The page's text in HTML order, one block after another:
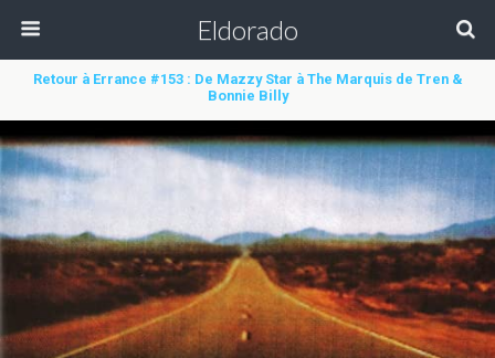
Eldorado
Retour à Errance #153 : De Mazzy Star à The Marquis de Tren &
Bonnie Billy